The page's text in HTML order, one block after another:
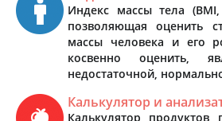
Индекс массы тела
позволяющая оценить
массы человека и его
косвенно оценить,
недостаточной,
Калькулятор и
Калькулятор продуктов